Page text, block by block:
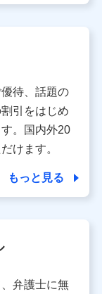
を行うため
る者の名称・住
細は次のとお
ークタワー
義晃
ネット日本橋
まの情報を利
。
待、話題の
引をはじめ
。国内外20
けます。
もっと見る
弁護士に無